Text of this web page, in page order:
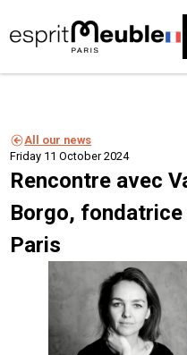
All our news
Friday 11 October 2024
Rencontre avec
Borgo,
Paris